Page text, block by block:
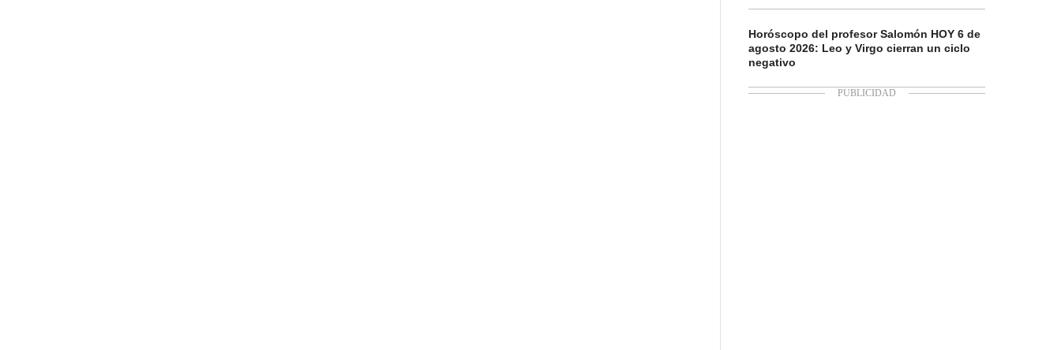
Horóscopo del profesor Salomón HOY 6 de
agosto 2026: Leo y Virgo cierran un ciclo
negativo